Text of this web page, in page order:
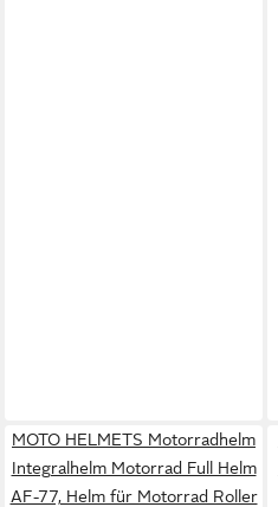
MOTO HELMETS Motorradhelm
Integralhelm Motorrad Full Helm
AF-77, Helm für Motorrad Roller